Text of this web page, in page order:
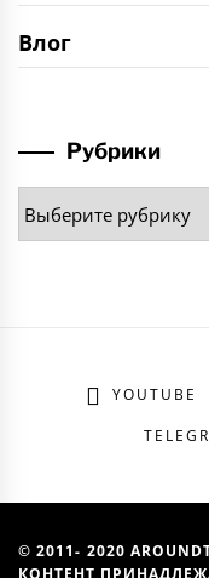
Влог
Рубрики
Рубрики
YOUTUBE
© 2011- 2020
КОНТЕНТ